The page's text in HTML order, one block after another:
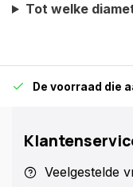
Tot welke
De voorraad die
Veelgestelde